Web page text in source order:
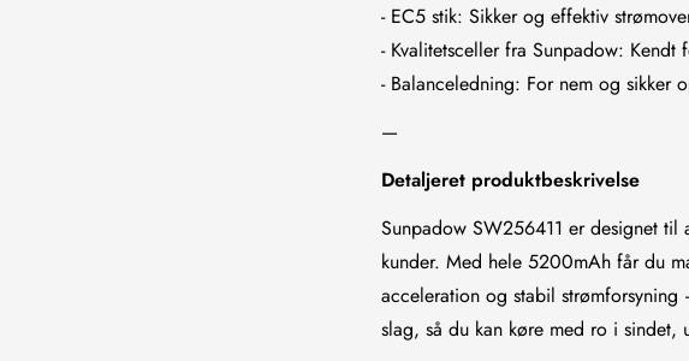
- EC5 stik: Sikker og effektiv
- Kvalitetsceller fra Sunpadow:
- Balanceledning: For nem og sikker
—
Detaljeret produktbeskrivelse
Sunpadow SW256411 er designet
kunder. Med hele 5200mAh får du
acceleration og stabil strømforsyning
slag, så du kan køre med ro i